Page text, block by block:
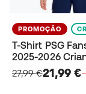
PROMOÇÃO
T-Shirt PSG
2025-2026
27,99 €21,99 €